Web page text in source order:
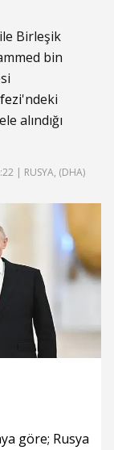
ile Birleşik
bin
'ndeki
alındığı
| RUSYA, (DHA)
göre; Rusya